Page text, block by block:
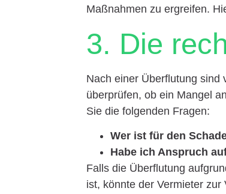
Maßnahmen zu ergreifen.
3. Die
Nach einer Überflutung sind
überprüfen, ob ein Mangel
Sie die folgenden Fragen:
Wer ist für den
Habe ich Anspruch
Falls die Überflutung
ist, könnte der Vermieter